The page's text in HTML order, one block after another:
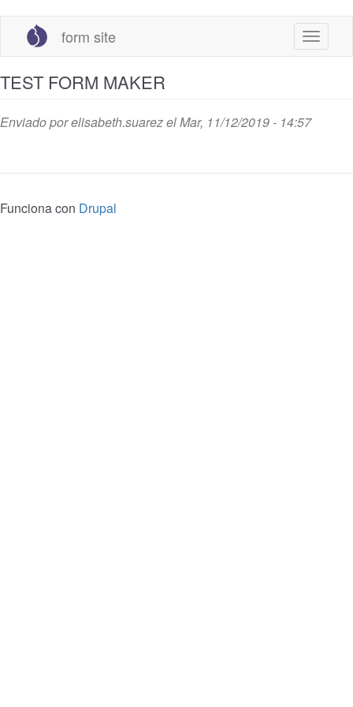
contenido
form site
Toggle
TEST FORM MAKER
Enviado porelisabeth.suarezel Mar, 11/12/2019 - 14:57
Funciona con Drupal